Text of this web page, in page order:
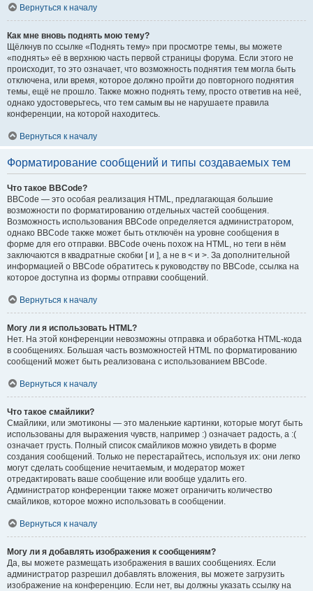
Вернуться к началу
Как мне вновь поднять мою тему?
Щёлкнув по ссылке «Поднять тему» при просмотре темы, вы можете
«поднять» её в верхнюю часть первой страницы форума. Если этого не
происходит, то это означает, что возможность поднятия тем могла быть
отключена, или время, которое должно пройти до повторного поднятия
темы, ещё не прошло. Также можно поднять тему, просто ответив на неё,
однако удостоверьтесь, что тем самым вы не нарушаете правила
конференции, на которой находитесь.
Вернуться к началу
Форматирование сообщений и типы создаваемых тем
Что такое BBCode?
BBCode — это особая реализация HTML, предлагающая большие
возможности по форматированию отдельных частей сообщения.
Возможность использования BBCode определяется администратором,
однако BBCode также может быть отключён на уровне сообщения в
форме для его отправки. BBCode очень похож на HTML, но теги в нём
заключаются в квадратные скобки [ и ], а не в < и >. За дополнительной
информацией о BBCode обратитесь к руководству по BBCode, ссылка на
которое доступна из формы отправки сообщений.
Вернуться к началу
Могу ли я использовать HTML?
Нет. На этой конференции невозможны отправка и обработка HTML-кода
в сообщениях. Большая часть возможностей HTML по форматированию
сообщений может быть реализована с использованием BBCode.
Вернуться к началу
Что такое смайлики?
Смайлики, или эмотиконы — это маленькие картинки, которые могут быть
использованы для выражения чувств, например :) означает радость, а :(
означает грусть. Полный список смайликов можно увидеть в форме
создания сообщений. Только не перестарайтесь, используя их: они легко
могут сделать сообщение нечитаемым, и модератор может
отредактировать ваше сообщение или вообще удалить его.
Администратор конференции также может ограничить количество
смайликов, которое можно использовать в сообщении.
Вернуться к началу
Могу ли я добавлять изображения к сообщениям?
Да, вы можете размещать изображения в ваших сообщениях. Если
администратор разрешил добавлять вложения, вы можете загрузить
изображение на конференцию. Если нет, вы должны указать ссылку на